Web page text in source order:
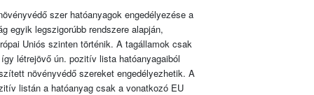
szer hatóanyagok engedélyezése a
egyik legszigorúbb rendszere alapján,
Uniós szinten történik. A tagállamok csak
létrejövő ún. pozitív lista hatóanyagaiból
növényvédő szereket engedélyezhetik. A
listán a hatóanyag csak a vonatkozó EU